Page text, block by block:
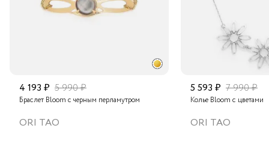
4 193 ₽ 5 990 ₽
Браслет Bloom с черным перламутром
ORI TAO
5 593 ₽ 7 990 ₽
Колье Bloom с цветами
ORI TAO